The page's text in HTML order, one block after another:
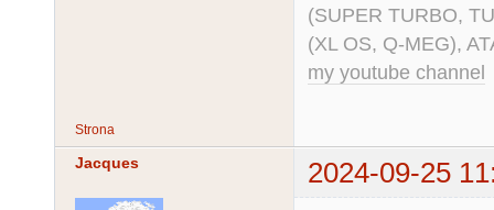
(SUPER TURBO,
(XL OS, Q-MEG),
my youtube channel
Strona
Jacques 2024-09-25